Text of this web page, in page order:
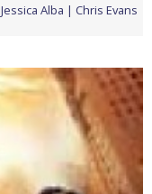
Jessica Alba
Chris Evans